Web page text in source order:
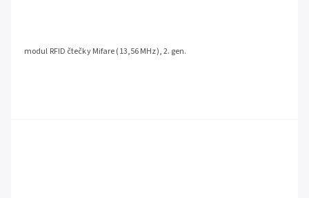
modul RFID čtečky Mifare (13,56 MHz), 2. gen.